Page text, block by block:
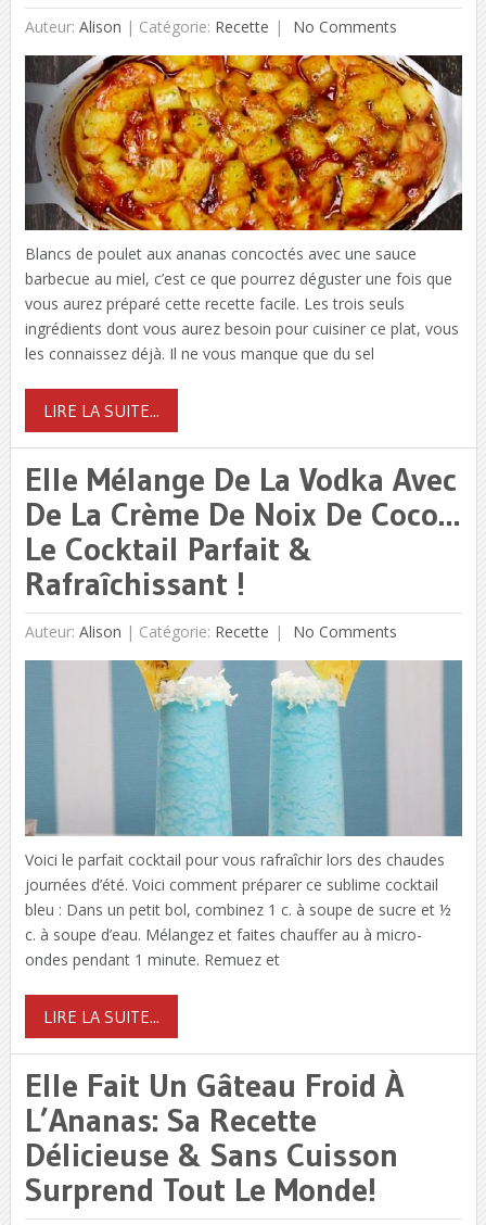
Auteur: Alison | Catégorie: Recette No Comments
Blancs de poulet aux ananas concoctés avec une sauce
barbecue au miel, c’est ce que pourrez déguster une fois que
vous aurez préparé cette recette facile. Les trois seuls
ingrédients dont vous aurez besoin pour cuisiner ce plat, vous
les connaissez déjà. Il ne vous manque que du sel
LIRE LA SUITE...
Elle Mélange De La Vodka Avec
De La Crème De Noix De Coco…
Le Cocktail Parfait &
Rafraîchissant !
Auteur: Alison | Catégorie: Recette No Comments
Voici le parfait cocktail pour vous rafraîchir lors des chaudes
journées d’été. Voici comment préparer ce sublime cocktail
bleu : Dans un petit bol, combinez 1 c. à soupe de sucre et ½
c. à soupe d’eau. Mélangez et faites chauffer au à micro-
ondes pendant 1 minute. Remuez et
LIRE LA SUITE...
Elle Fait Un Gâteau Froid À
L’Ananas: Sa Recette
Délicieuse & Sans Cuisson
Surprend Tout Le Monde!